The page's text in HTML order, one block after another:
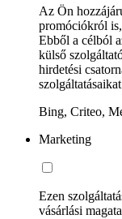
Az Ön
promóciókról
Ebből a célból
külső
hirdetési
Bing, Criteo,
Marketing
Ezen
vásárlási